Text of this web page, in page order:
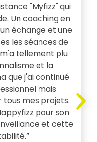
"Myfizz" qui
Un coaching en
échange et une
les séances de
tellement plu
et la
que j'ai continué
mais
tous mes projets.
pour son
et cette